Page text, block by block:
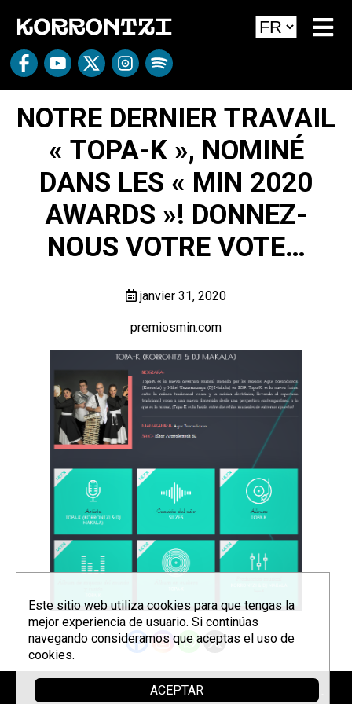
NOTRE DERNIER TRAVAIL
« TOPA-K », NOMINÉ
DANS LES « MIN 2020
AWARDS »! DONNEZ-
NOUS VOTRE VOTE…
janvier 31, 2020
premiosmin.com
Parrainer
Este sitio web utiliza cookies para que tengas la
mejor experiencia de usuario. Si continúas
navegando consideramos que aceptas el uso de
cookies.
ACEPTAR